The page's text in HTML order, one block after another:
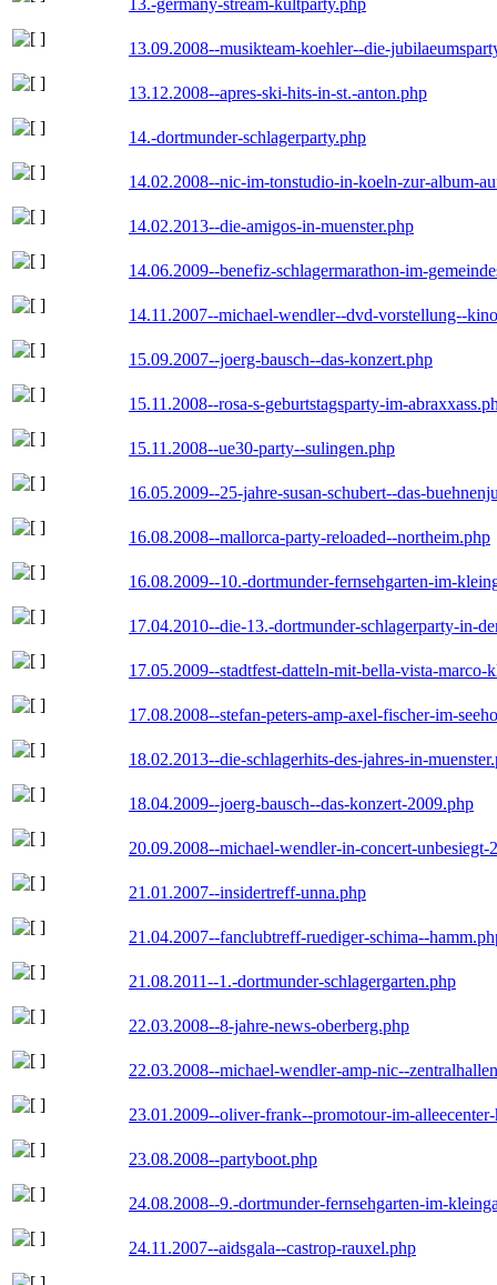
13.09.2008--musikteam-koehler--die-
13.12.2008--apres-ski-hits-in-st.-anton.php
14.-dortmunder-schlagerparty.php
14.02.2008--nic-im-tonstudio-in-koeln-zur-album-
14.02.2013--die-amigos-in-muenster.php
14.06.2009--benefiz-schlagermarathon-im-
14.11.2007--michael-wendler--dvd-vorstellung--
15.09.2007--joerg-bausch--das-konzert.php
15.11.2008--rosa-s-geburtstagsparty-im-
15.11.2008--ue30-party--sulingen.php
16.05.2009--25-jahre-susan-schubert--das-
16.08.2008--mallorca-party-reloaded--northeim.php
16.08.2009--10.-dortmunder-fernsehgarten-im-
17.04.2010--die-13.-dortmunder-schlagerparty-in-
17.05.2009--stadtfest-datteln-mit-bella-vista-marco-
17.08.2008--stefan-peters-amp-axel-fischer-im-
18.02.2013--die-schlagerhits-des-jahres-in-
18.04.2009--joerg-bausch--das-konzert-2009.php
20.09.2008--michael-wendler-in-concert-unbesiegt-
21.01.2007--insidertreff-unna.php
21.04.2007--fanclubtreff-ruediger-schima--
21.08.2011--1.-dortmunder-schlagergarten.php
22.03.2008--8-jahre-news-oberberg.php
22.03.2008--michael-wendler-amp-nic--
23.01.2009--oliver-frank--promotour-im-
23.08.2008--partyboot.php
24.08.2008--9.-dortmunder-fernsehgarten-im-
24.11.2007--aidsgala--castrop-rauxel.php